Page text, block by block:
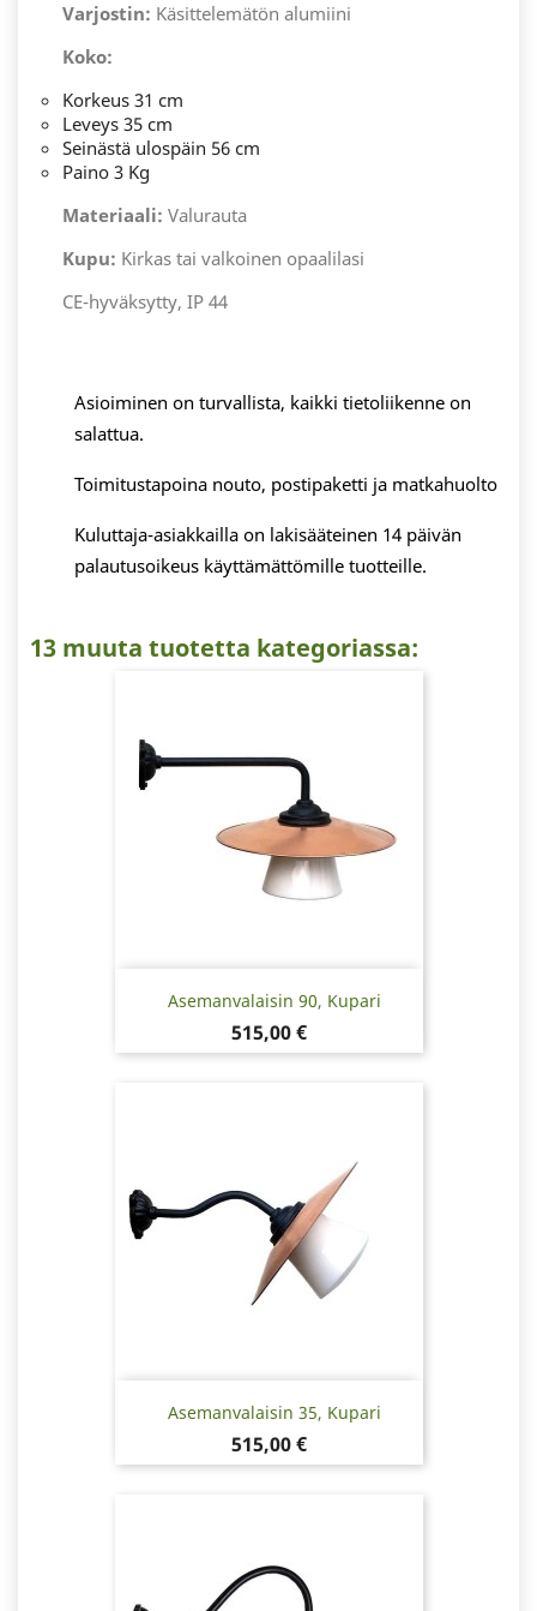
Varjostin: Käsittelemätön alumiini
Koko:
Korkeus 31 cm
Leveys 35 cm
Seinästä ulospäin 56 cm
Paino 3 Kg
Materiaali: Valurauta
Kupu: Kirkas tai valkoinen opaalilasi
CE-hyväksytty, IP 44
Asioiminen on turvallista, kaikki tietoliikenne on
salattua.
Toimitustapoina nouto, postipaketti ja matkahuolto
Kuluttaja-asiakkailla on lakisääteinen 14 päivän
palautusoikeus käyttämättömille tuotteille.
13 muuta tuotetta kategoriassa:
Asemanvalaisin 90, Kupari
Hinta
515,00 €
Asemanvalaisin 35, Kupari
Hinta
515,00 €